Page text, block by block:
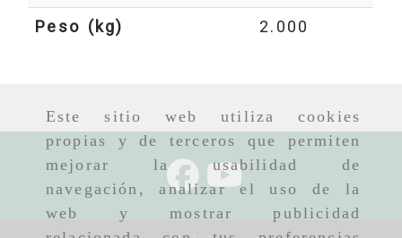
Este sitio web utiliza cookies
propias y de terceros que permiten
mejorar la usabilidad de
navegación, analizar el uso de la
web y mostrar publicidad
Peso (kg)
2.000